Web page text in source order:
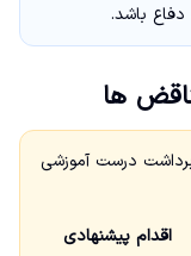
باشد.
ها
درست آموزشی
اقدام پیشنهادی